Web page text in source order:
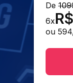
De
6xR$
ou